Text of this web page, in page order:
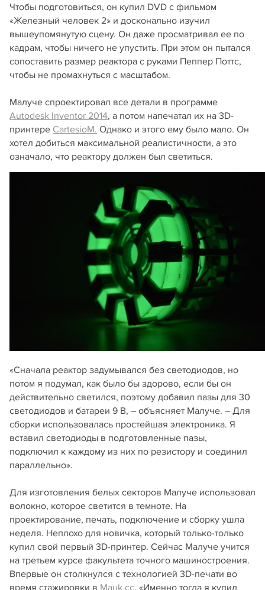
Чтобы подготовиться, он купил DVD с фильмом
«Железный человек 2» и досконально изучил
вышеупомянутую сцену. Он даже просматривал ее по
кадрам, чтобы ничего не упустить. При этом он пытался
сопоставить размер реактора с руками Пеппер Поттс,
чтобы не промахнуться с масштабом.
Малуче спроектировал все детали в программе
Autodesk Inventor 2014, а потом напечатал их на 3D-
принтере CartesioM. Однако и этого ему было мало. Он
хотел добиться максимальной реалистичности, а это
означало, что реактору должен был светиться.
«Сначала реактор задумывался без светодиодов, но
потом я подумал, как было бы здорово, если бы он
действительно светился, поэтому добавил пазы для 30
светодиодов и батареи 9 В, – объясняет Малуче. – Для
сборки использовалась простейшая электроника. Я
вставил светодиоды в подготовленные пазы,
подключил к каждому из них по резистору и соединил
параллельно».
Для изготовления белых секторов Малуче использовал
волокно, которое светится в темноте. На
проектирование, печать, подключение и сборку ушла
неделя. Неплохо для новичка, который только-только
купил свой первый 3D-принтер. Сейчас Малуче учится
на третьем курсе факультета точного машиностроения.
Впервые он столкнулся с технологией 3D-печати во